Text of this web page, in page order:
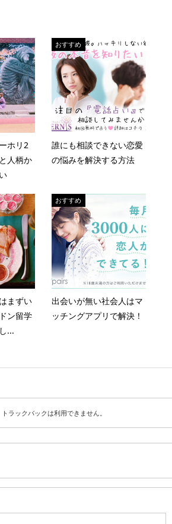
ホリ2
人柄か
おすすめ
誰にも相談できない恋愛
の悩みを解決する方法
まずい
ン留学
...
おすすめ
出会いが無い社会人はマ
ッチングアプリで解決！
トラックバックは利用できません。